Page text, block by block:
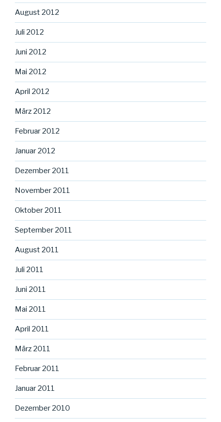
August 2012
Juli 2012
Juni 2012
Mai 2012
April 2012
März 2012
Februar 2012
Januar 2012
Dezember 2011
November 2011
Oktober 2011
September 2011
August 2011
Juli 2011
Juni 2011
Mai 2011
April 2011
März 2011
Februar 2011
Januar 2011
Dezember 2010